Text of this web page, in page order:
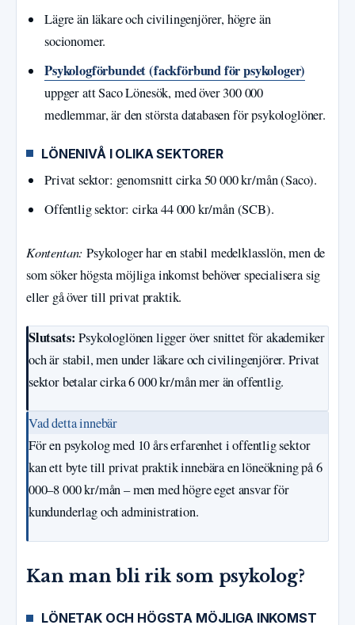
Lägre än läkare och civilingenjörer, högre än
socionomer.
Psykologförbundet (fackförbund för psykologer)
uppger att Saco Lönesök, med över 300 000
medlemmar, är den största databasen för psykologlöner.
LÖNENIVÅ I OLIKA SEKTORER
Privat sektor: genomsnitt cirka 50 000 kr/mån (Saco).
Offentlig sektor: cirka 44 000 kr/mån (SCB).
Kontentan: Psykologer har en stabil medelklasslön, men de
som söker högsta möjliga inkomst behöver specialisera sig
eller gå över till privat praktik.
Slutsats: Psykologlönen ligger över snittet för akademiker
och är stabil, men under läkare och civilingenjörer. Privat
sektor betalar cirka 6 000 kr/mån mer än offentlig.
Vad detta innebär
För en psykolog med 10 års erfarenhet i offentlig sektor
kan ett byte till privat praktik innebära en löneökning på 6
000–8 000 kr/mån – men med högre eget ansvar för
kundunderlag och administration.
Kan man bli rik som psykolog?
LÖNETAK OCH HÖGSTA MÖJLIGA INKOMST